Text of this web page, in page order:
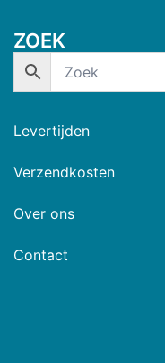
ZOEK
Levertijden
Verzendkosten
Over ons
Contact